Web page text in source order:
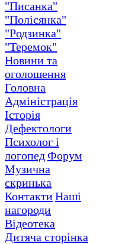
"Писанка"
"Полісянка"
"Родзинка"
"Теремок"
Новини та
оголошення
Головна
Адміністрація
Історія
Дефектологи
Психолог і
логопедФорум
Музична
скринька
КонтактиНаші
нагороди
Відеотека
Дитяча сторінка